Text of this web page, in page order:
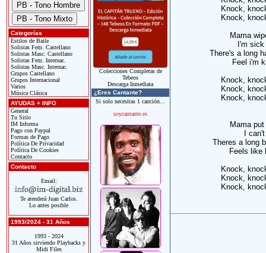
Categorías
Estilos de Baile
Solistas Fem. Castellano
Solistas Masc. Castellano
Solistas Fem. Internac.
Solistas Masc. Internac.
Grupos Castellano
Grupos Internacional
Varios
Música Clásica
AYUDAS + INFO
General
Tu Sitio
IM Informa
Pago con Paypal
Formas de Pago
Política De Privacidad
Política De Cookies
Contacto
Contacto
Email:
Te atenderá Juan Carlos.
Lo antes posible
1993/2024 - 31 Años
1993 - 2024
31 Años sirviendo Playbacks y
Midi Files
Colecciones Completas de
Tebeos
Descarga Inmediata
¿Eres Cantante?
Si solo necesitas 1 canción...
soycantante.es
Knock,
Knock,
Mama
I'm
There's a long
Feel i'm
Knock,
Knock,
Knock,
Mama
I
Theres a long
Feels like
Knock,
Knock,
Knock,